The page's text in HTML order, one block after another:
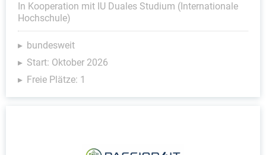
In Kooperation mit IU Duales Studium (Internationale
Hochschule)
bundesweit
Start: Oktober 2026
Freie Plätze: 1